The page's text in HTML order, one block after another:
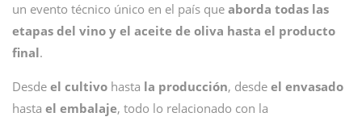
un evento técnico único en el país que aborda todas las
etapas del vino y el aceite de oliva hasta el producto
final.
Desde el cultivo hasta la producción, desde el envasado
hasta el embalaje, todo lo relacionado con la